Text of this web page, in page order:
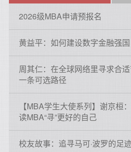
2026级MBA申请预报名
黄益平：如何建设数字金融强国
周其仁：在全球网络里寻求合
一条可选路径
【MBA学生大使系列】谢京桓
读MBA“寻”更好的自己
校友故事：追寻马可·波罗的足